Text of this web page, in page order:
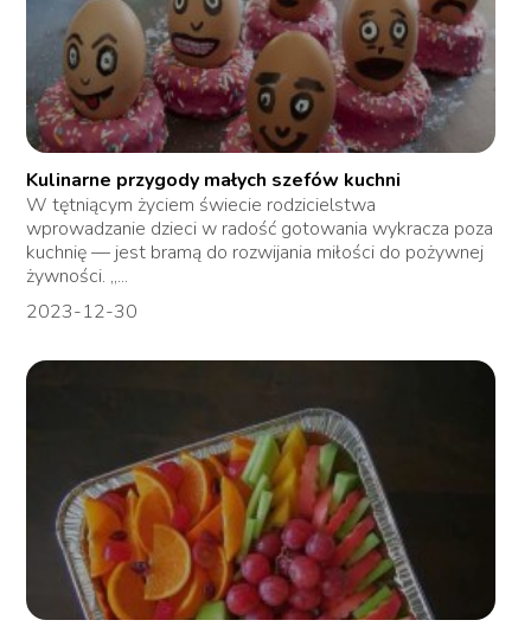
Kulinarne przygody małych szefów kuchni
W tętniącym życiem świecie rodzicielstwa
wprowadzanie dzieci w radość gotowania wykracza poza
kuchnię — jest bramą do rozwijania miłości do pożywnej
żywności. „...
2023-12-30